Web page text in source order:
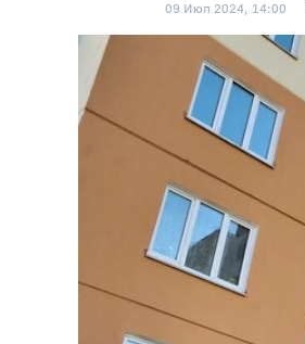
09 Июл 2024, 14:00